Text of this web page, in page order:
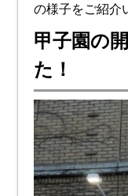
の様子をご紹介
甲子園の
た！